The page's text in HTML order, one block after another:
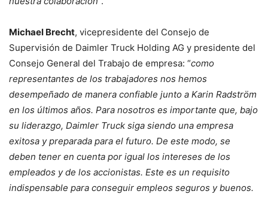
Michael Brecht, vicepresidente del Consejo de
Supervisión de Daimler Truck Holding AG y presidente del
Consejo General del Trabajo de empresa: “como
representantes de los trabajadores nos hemos
desempeñado de manera confiable junto a Karin Radström
en los últimos años. Para nosotros es importante que, bajo
su liderazgo, Daimler Truck siga siendo una empresa
exitosa y preparada para el futuro. De este modo, se
deben tener en cuenta por igual los intereses de los
empleados y de los accionistas. Este es un requisito
indispensable para conseguir empleos seguros y buenos.